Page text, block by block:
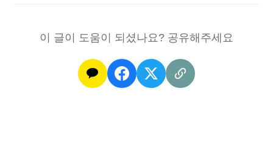
이 글이 도움이 되셨나요? 공유해주세요